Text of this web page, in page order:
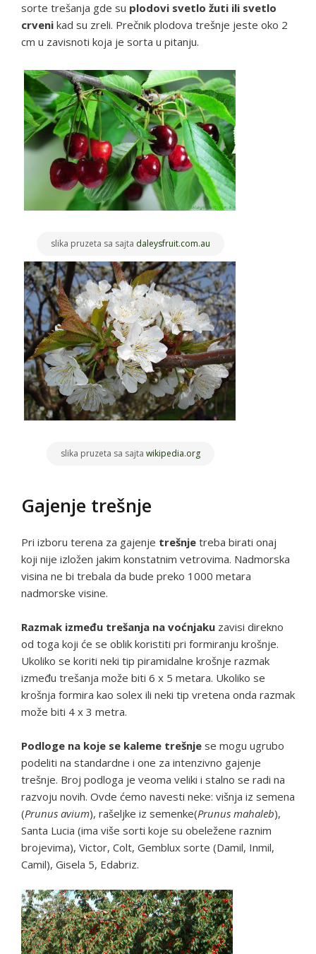
sorte trešanja gde su plodovi svetlo žuti ili svetlo
crveni kad su zreli. Prečnik plodova trešnje jeste oko 2
cm u zavisnoti koja je sorta u pitanju.
slika pruzeta sa sajta daleysfruit.com.au
slika pruzeta sa sajta wikipedia.org
Gajenje trešnje
Pri izboru terena za gajenje trešnje treba birati onaj
koji nije izložen jakim konstatnim vetrovima. Nadmorska
visina ne bi trebala da bude preko 1000 metara
nadmorske visine.
Razmak između trešanja na voćnjaku zavisi direkno
od toga koji će se oblik koristiti pri formiranju krošnje.
Ukoliko se koriti neki tip piramidalne krošnje razmak
između trešanja može biti 6 x 5 metara. Ukoliko se
krošnja formira kao solex ili neki tip vretena onda razmak
može biti 4 x 3 metra.
Podloge na koje se kaleme trešnje se mogu ugrubo
podeliti na standardne i one za intenzivno gajenje
trešnje. Broj podloga je veoma veliki i stalno se radi na
razvoju novih. Ovde ćemo navesti neke: višnja iz semena
(Prunus avium), rašeljke iz semenke(Prunus mahaleb),
Santa Lucia (ima više sorti koje su obeležene raznim
brojevima), Victor, Colt, Gemblux sorte (Damil, Inmil,
Camil), Gisela 5, Edabriz.